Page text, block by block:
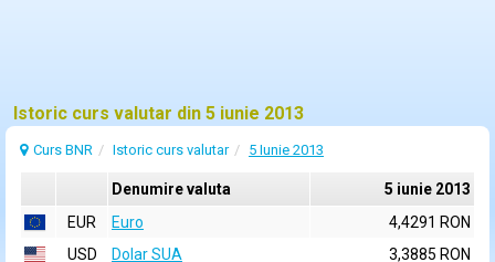
Istoric curs valutar din 5 iunie 2013
Curs BNR Istoric curs valutar 5 Iunie 2013
Denumire valuta
5 iunie 2013
EUR
Euro
4,4291 RON
USD
Dolar SUA
3,3885 RON